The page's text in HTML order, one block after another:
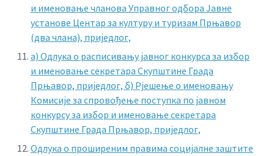
и именовање чланова Управног одбора Јавне
установе Центар за културу и туризам Прњавор
(два члана), приједлог,
a) Одлука о расписивању јавног конкурса за избор
и именовање секретара Скупштине Града
Прњавор, приједлог, б) Рјешење о именовању
Комисије за спровођење поступка по јавном
конкурсу за избор и именовање секретара
Скупштине Града Прњавор, приједлог,
Одлука о проширеним правима социјалне заштите